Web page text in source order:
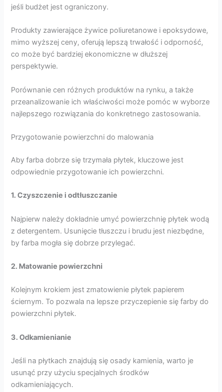
jeśli budżet jest ograniczony.
Produkty zawierające żywice poliuretanowe i epoksydowe,
mimo wyższej ceny, oferują lepszą trwałość i odporność,
co może być bardziej ekonomiczne w dłuższej
perspektywie.
Porównanie cen różnych produktów na rynku, a także
przeanalizowanie ich właściwości może pomóc w wyborze
najlepszego rozwiązania do konkretnego zastosowania.
Przygotowanie powierzchni do malowania
Aby farba dobrze się trzymała płytek, kluczowe jest
odpowiednie przygotowanie ich powierzchni.
1. Czyszczenie i odtłuszczanie
Najpierw należy dokładnie umyć powierzchnię płytek wodą
z detergentem. Usunięcie tłuszczu i brudu jest niezbędne,
by farba mogła się dobrze przylegać.
2. Matowanie powierzchni
Kolejnym krokiem jest zmatowienie płytek papierem
ściernym. To pozwala na lepsze przyczepienie się farby do
powierzchni płytek.
3. Odkamienianie
Jeśli na płytkach znajdują się osady kamienia, warto je
usunąć przy użyciu specjalnych środków
odkamieniających.